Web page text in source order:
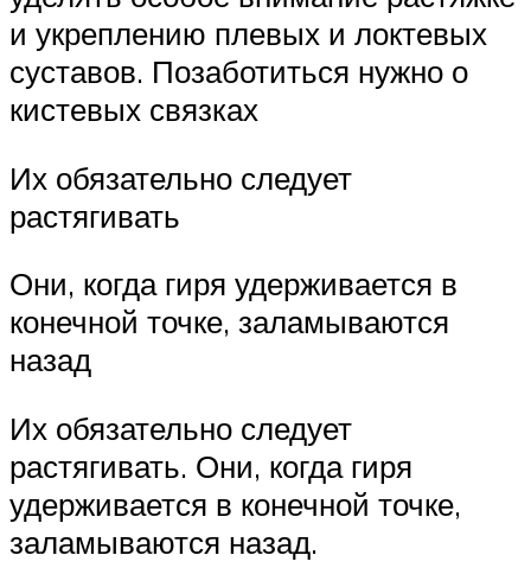
и укреплению плевых и локтевых
суставов. Позаботиться нужно о
кистевых связках
Их обязательно следует
растягивать
Они, когда гиря удерживается в
конечной точке, заламываются
назад
Их обязательно следует
растягивать. Они, когда гиря
удерживается в конечной точке,
заламываются назад.